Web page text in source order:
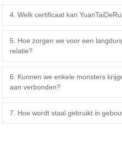
4. Welk certificaat kan
5. Hoe zorgen we voor een
relatie?
6. Kunnen we enkele monsters
aan verbonden?
7. Hoe wordt staal gebruikt in